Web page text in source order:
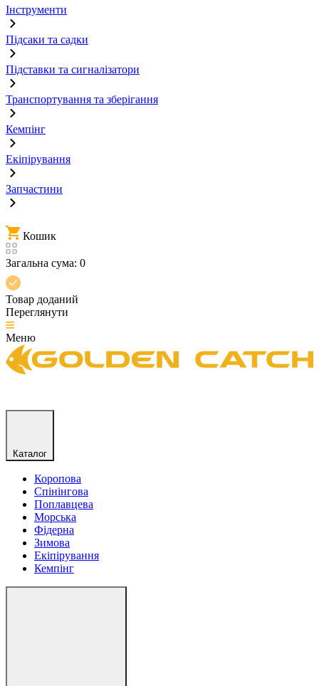
Інструменти
Підсаки та садки
Підставки та сигналізатори
Транспортування та зберігання
Кемпінг
Екіпірування
Запчастини
Кошик
Загальна сума: 0
Товар доданий
Переглянути
Меню
Каталог
Коропова
Спінінгова
Поплавцева
Морська
Фідерна
Зимова
Екіпірування
Кемпінг